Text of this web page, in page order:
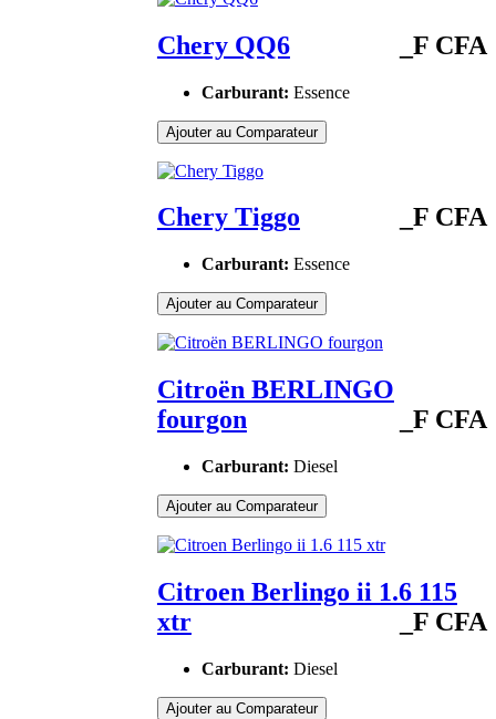
Chery QQ6 _F CFA
Carburant: Essence
Ajouter au Comparateur
Chery Tiggo _F CFA
Carburant: Essence
Ajouter au Comparateur
Citroën BERLINGO
fourgon
_F CFA
Carburant: Diesel
Ajouter au Comparateur
Citroen Berlingo ii 1.6 115
xtr
_F CFA
Carburant: Diesel
Ajouter au Comparateur